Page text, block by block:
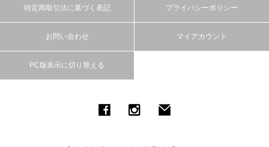
特定商取引法に基づく表記 プライバシーポリシー
お問い合わせ マイアカウント
PC版表示に切り替える